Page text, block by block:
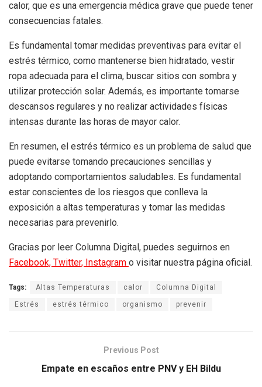
calor, que es una emergencia médica grave que puede tener
consecuencias fatales.
Es fundamental tomar medidas preventivas para evitar el
estrés térmico, como mantenerse bien hidratado, vestir
ropa adecuada para el clima, buscar sitios con sombra y
utilizar protección solar. Además, es importante tomarse
descansos regulares y no realizar actividades físicas
intensas durante las horas de mayor calor.
En resumen, el estrés térmico es un problema de salud que
puede evitarse tomando precauciones sencillas y
adoptando comportamientos saludables. Es fundamental
estar conscientes de los riesgos que conlleva la
exposición a altas temperaturas y tomar las medidas
necesarias para prevenirlo.
Gracias por leer Columna Digital, puedes seguirnos en
Facebook, Twitter, Instagram o visitar nuestra página oficial.
Tags: Altas Temperaturas calor Columna Digital
Estrés estrés térmico organismo prevenir
Previous Post
Empate en escaños entre PNV y EH Bildu